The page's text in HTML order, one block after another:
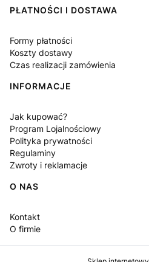
PŁATNOŚCI I DOSTAWA
Formy płatności
Koszty dostawy
Czas realizacji zamówienia
INFORMACJE
Jak kupować?
Program Lojalnościowy
Polityka prywatności
Regulaminy
Zwroty i reklamacje
O NAS
Kontakt
O firmie